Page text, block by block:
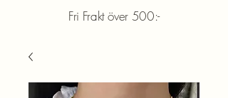
Fri Frakt över 500:-